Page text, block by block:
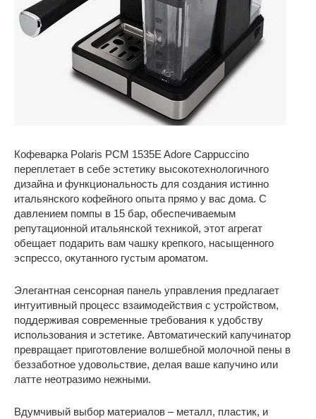
Кофеварка Polaris PCM 1535E Adore Cappuccino
переплетает в себе эстетику высокотехнологичного
дизайна и функциональность для создания истинно
итальянского кофейного опыта прямо у вас дома. С
давлением помпы в 15 бар, обеспечиваемым
репутационной итальянской техникой, этот агрегат
обещает подарить вам чашку крепкого, насыщенного
эспрессо, окутанного густым ароматом.
Элегантная сенсорная панель управления предлагает
интуитивный процесс взаимодействия с устройством,
поддерживая современные требования к удобству
использования и эстетике. Автоматический капучинатор
превращает приготовление волшебной молочной пены в
беззаботное удовольствие, делая ваше капучино или
латте неотразимо нежными.
Вдумчивый выбор материалов – металл, пластик, и